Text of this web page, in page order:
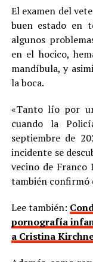
El examen del
buen estado en
algunos
en el hocico,
mandíbula, y
la boca.
«Tanto lío por
cuando la
septiembre de
incidente se
vecino de
también confirmó
Lee también:
pornografía
a Cristina